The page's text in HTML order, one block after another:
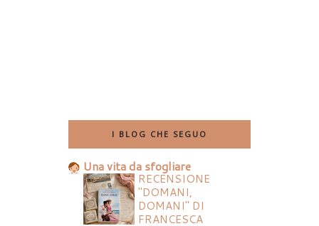
I BLOG CHE SEGUO
Una vita da sfogliare
RECENSIONE
"DOMANI,
DOMANI" DI
FRANCESCA